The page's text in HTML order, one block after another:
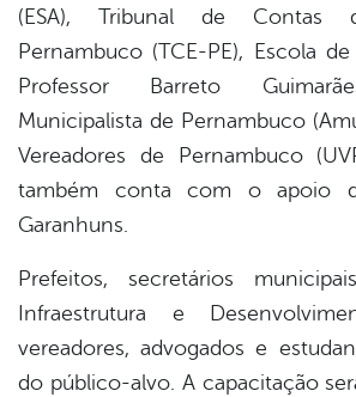
(ESA), Tribunal de Contas
Pernambuco (TCE-PE), Escola
Professor Barreto
Municipalista de Pernambuco
Vereadores de Pernambuco
também conta com o apoio
Garanhuns.
Prefeitos, secretários
Infraestrutura e
vereadores, advogados e
do público-alvo. A capacitação